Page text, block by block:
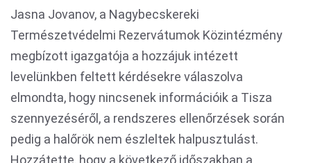
Jasna Jovanov, a Nagybecskereki
Természetvédelmi Rezervátumok Közintézmény
megbízott igazgatója a hozzájuk intézett
levelünkben feltett kérdésekre válaszolva
elmondta, hogy nincsenek információik a Tisza
szennyezéséről, a rendszeres ellenőrzések során
pedig a halőrök nem észleltek halpusztulást.
Hozzátette, hogy a következő időszakban a